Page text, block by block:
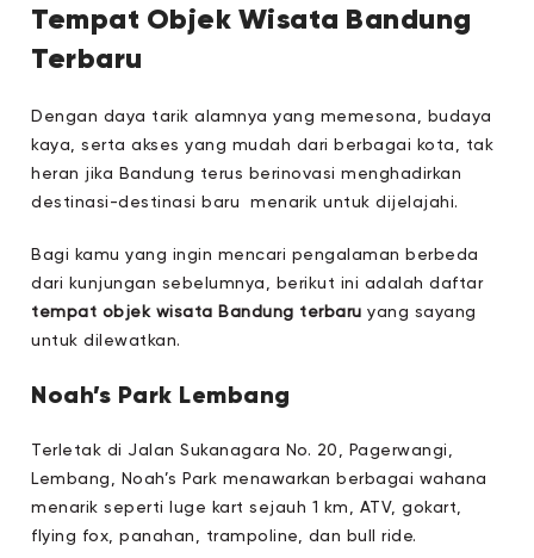
Tempat Objek Wisata Bandung
Terbaru
Dengan daya tarik alamnya yang memesona, budaya
kaya, serta akses yang mudah dari berbagai kota, tak
heran jika Bandung terus berinovasi menghadirkan
destinasi-destinasi baru menarik untuk dijelajahi.
Bagi kamu yang ingin mencari pengalaman berbeda
dari kunjungan sebelumnya, berikut ini adalah daftar
tempat objek wisata Bandung terbaru yang sayang
untuk dilewatkan.
Noah’s Park Lembang
Terletak di Jalan Sukanagara No. 20, Pagerwangi,
Lembang, Noah’s Park menawarkan berbagai wahana
menarik seperti luge kart sejauh 1 km, ATV, gokart,
flying fox, panahan, trampoline, dan bull ride.